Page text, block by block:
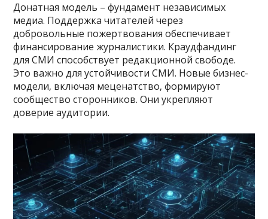
Донатная модель – фундамент независимых
медиа. Поддержка читателей через
добровольные пожертвования обеспечивает
финансирование журналистики. Краудфандинг
для СМИ способствует редакционной свободе.
Это важно для устойчивости СМИ. Новые бизнес-
модели‚ включая меценатство‚ формируют
сообщество сторонников. Они укрепляют
доверие аудитории.